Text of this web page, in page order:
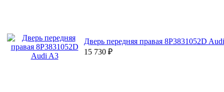
Дверь передняя правая 8P3831052D
15 730 ₽